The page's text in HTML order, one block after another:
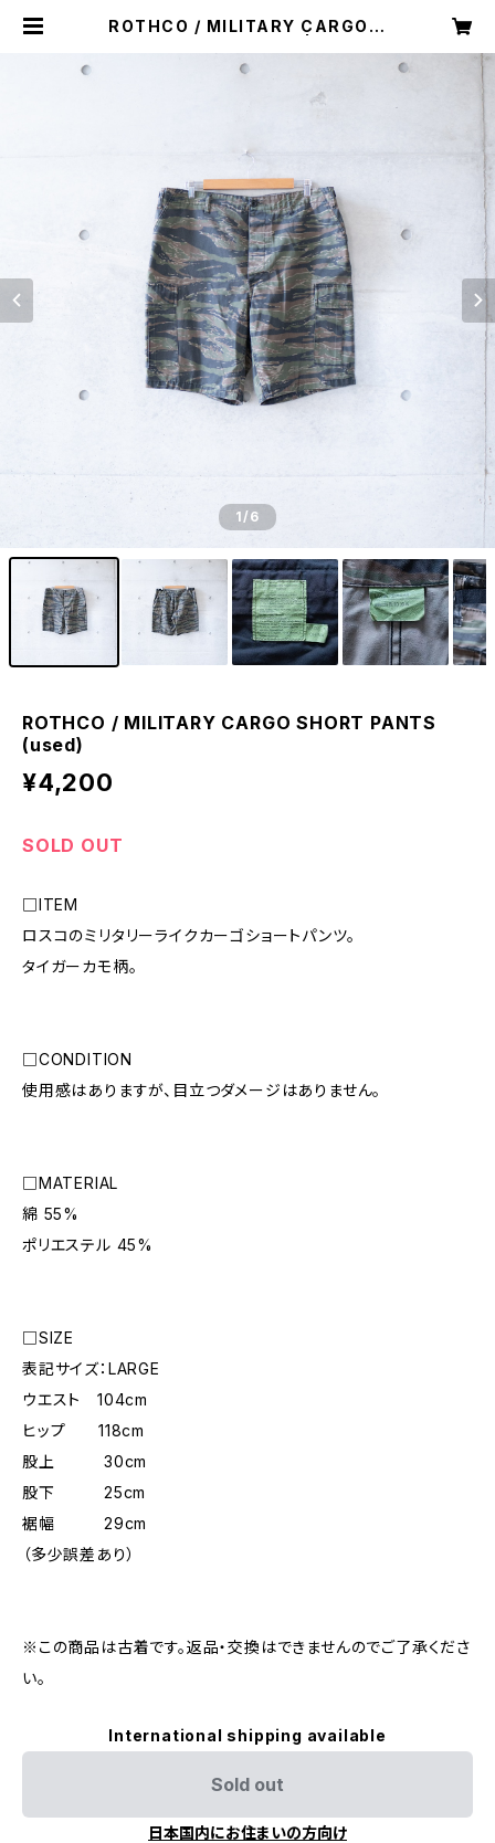
ROTHCO / MILITARY CARGO S
nline
1/6
ROTHCO / MILITARY CARGO SHORT PANTS
(used)
¥4,200
SOLD OUT
□ITEM
ロスコのミリタリーライクカーゴショートパンツ。
タイガーカモ柄。
□CONDITION
使用感はありますが、目立つダメージはありません。
□MATERIAL
綿 55%
ポリエステル 45%
□SIZE
表記サイズ：LARGE
ウエスト 104cm
ヒップ 118cm
股上 30cm
股下 25cm
裾幅 29cm
（多少誤差あり）
※この商品は古着です。返品・交換はできませんのでご了承くださ
い。
International shipping available
Sold out
日本国内にお住まいの方向け